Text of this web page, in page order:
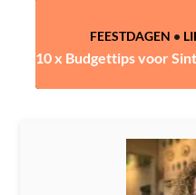
FEESTDAGEN •
10 x Budgettips voor